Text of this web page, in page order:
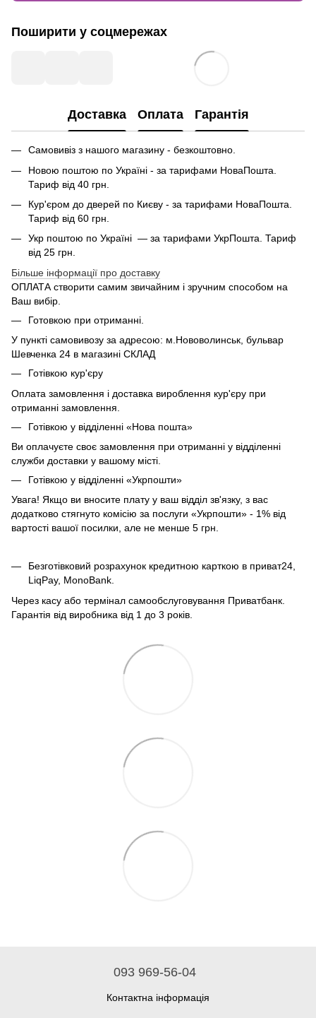
Поширити у соцмережах
Доставка Оплата Гарантія
Самовивіз з нашого магазину - безкоштовно.
Новою поштою по Україні - за тарифами НоваПошта.
Тариф від 40 грн.
Кур'єром до дверей по Києву - за тарифами НоваПошта.
Тариф від 60 грн.
Укр поштою по Україні — за тарифами УкрПошта. Тариф
від 25 грн.
Більше інформації про доставку
ОПЛАТА створити самим звичайним і зручним способом на
Ваш вибір.
Готовкою при отриманні.
У пункті самовивозу за адресою: м.Нововолинськ, бульвар
Шевченка 24 в магазині СКЛАД
Готівкою кур'єру
Оплата замовлення і доставка вироблення кур'єру при
отриманні замовлення.
Готівкою у відділенні «Нова пошта»
Ви оплачуєте своє замовлення при отриманні у відділенні
служби доставки у вашому місті.
Готівкою у відділенні «Укрпошти»
Увага! Якщо ви вносите плату у ваш відділ зв'язку, з вас
додатково стягнуто комісію за послуги «Укрпошти» - 1% від
вартості вашої посилки, але не менше 5 грн.
Безготівковий розрахунок кредитною карткою в приват24,
LiqPay, MonoBank.
Через касу або термінал самообслуговування Приватбанк.
Гарантія від виробника від 1 до 3 років.
093 969-56-04
Контактна інформація